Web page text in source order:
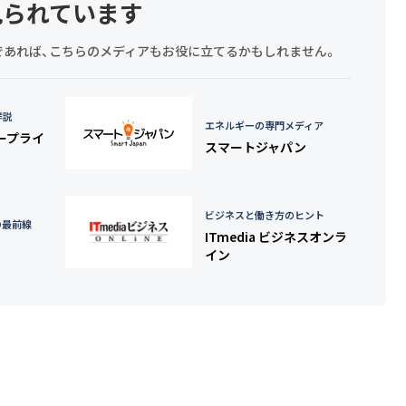
れています
れば、こちらのメディアもお役に立てるかもしれません。
プライ
エネルギーの専門メディア
スマートジャパン
前線
ビジネスと働き方のヒント
ITmedia ビジネスオンラ
イン